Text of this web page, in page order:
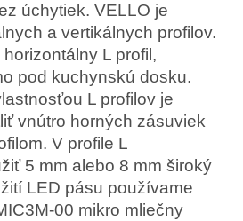
úchytiek. VELLO je
a vertikálnych profilov.
L profil,
pod kuchynskú dosku.
L profilov je
vnútro horných zásuviek
V profile L
5 mm alebo 8 mm široký
LED pásu používame
00 mikro mliečny